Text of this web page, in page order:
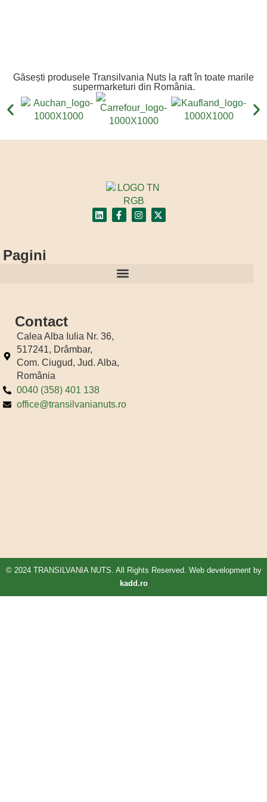
Găsești produsele Transilvania Nuts la raft în toate marile
supermarketuri din România.
Pagini
Contact
Calea Alba Iulia Nr. 36,
517241, Drâmbar,
Com. Ciugud, Jud. Alba,
România
0040 (358) 401 138
office@transilvanianuts.ro
© 2024 TRANSILVANIA NUTS. All Rights Reserved. Web development by
kadd.ro